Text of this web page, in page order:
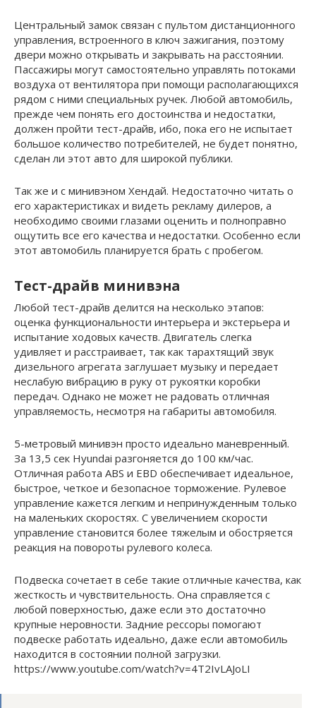
Центральный замок связан с пультом дистанционного
управления, встроенного в ключ зажигания, поэтому
двери можно открывать и закрывать на расстоянии.
Пассажиры могут самостоятельно управлять потоками
воздуха от вентилятора при помощи располагающихся
рядом с ними специальных ручек. Любой автомобиль,
прежде чем понять его достоинства и недостатки,
должен пройти тест-драйв, ибо, пока его не испытает
большое количество потребителей, не будет понятно,
сделан ли этот авто для широкой публики.
Так же и с минивэном Хендай. Недостаточно читать о
его характеристиках и видеть рекламу дилеров, а
необходимо своими глазами оценить и полноправно
ощутить все его качества и недостатки. Особенно если
этот автомобиль планируется брать с пробегом.
Тест-драйв минивэна
Любой тест-драйв делится на несколько этапов:
оценка функциональности интерьера и экстерьера и
испытание ходовых качеств. Двигатель слегка
удивляет и расстраивает, так как тарахтящий звук
дизельного агрегата заглушает музыку и передает
неслабую вибрацию в руку от рукоятки коробки
передач. Однако не может не радовать отличная
управляемость, несмотря на габариты автомобиля.
5-метровый минивэн просто идеально маневренный.
За 13,5 сек Hyundai разгоняется до 100 км/час.
Отличная работа ABS и EBD обеспечивает идеальное,
быстрое, четкое и безопасное торможение. Рулевое
управление кажется легким и непринужденным только
на маленьких скоростях. С увеличением скорости
управление становится более тяжелым и обостряется
реакция на повороты рулевого колеса.
Подвеска сочетает в себе такие отличные качества, как
жесткость и чувствительность. Она справляется с
любой поверхностью, даже если это достаточно
крупные неровности. Задние рессоры помогают
подвеске работать идеально, даже если автомобиль
находится в состоянии полной загрузки.
https://www.youtube.com/watch?v=4T2IvLAJoLI